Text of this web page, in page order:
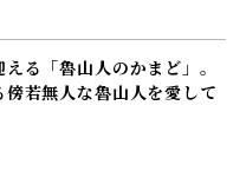
る「魯山人のかまど」。
若無人な魯山人を愛して